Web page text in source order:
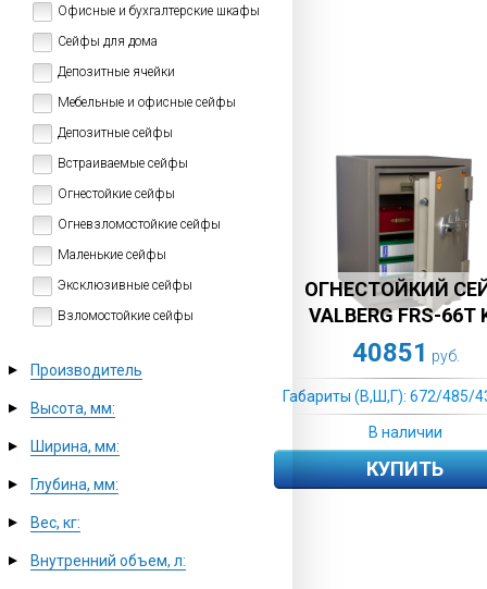
Офисные и бухгалтерские шкафы
Сейфы для дома
Депозитные ячейки
Мебельные и офисные сейфы
Депозитные сейфы
Встраиваемые сейфы
Огнестойкие сейфы
Огневзломостойкие сейфы
Маленькие сейфы
Эксклюзивные сейфы
Взломостойкие сейфы
▼ Производитель
▼ Высота, мм:
▼ Ширина, мм:
▼ Глубина, мм:
▼ Вес, кг:
▼ Внутренний объем, л:
ОГНЕСТОЙКИЙ
VALBERG FRS-66T
40851 руб.
Габариты (В,Ш,Г): 672/485/
В наличии
КУПИТЬ